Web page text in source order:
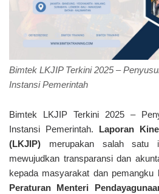
Bimtek LKJIP Terkini 2025 –
Instansi Pemerintah
Bimtek LKJIP Terkini 2025 –
Instansi Pemerintah. Laporan
(LKJIP) merupakan salah satu
mewujudkan transparansi dan
kepada masyarakat dan pemangku
Peraturan Menteri